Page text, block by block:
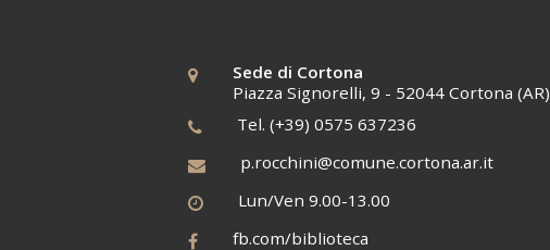
Sede di Cortona
Piazza Signorelli, 9 - 52044 Cortona (AR)
Tel. (+39) 0575 637236
p.rocchini@comune.cortona.ar.it
Lun/Ven 9.00-13.00
fb.com/biblioteca